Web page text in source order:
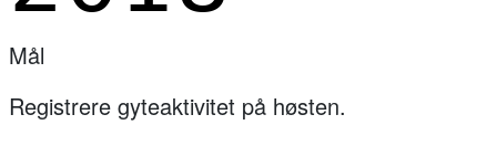
Mål
Registrere gyteaktivitet på høsten.